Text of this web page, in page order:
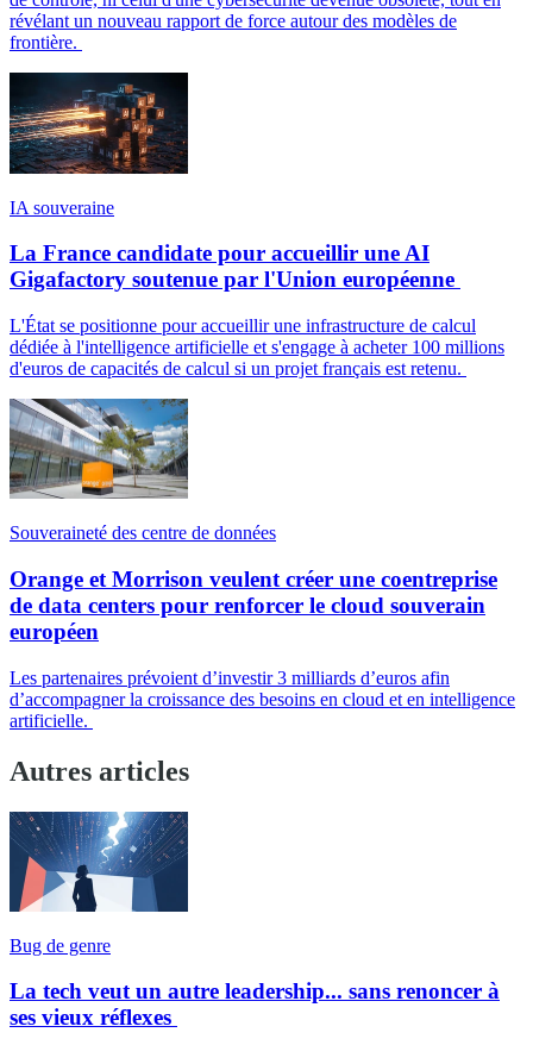
révélant un nouveau rapport de force autour des modèles de
frontière.
IA souveraine
La France candidate pour accueillir une AI
Gigafactory soutenue par l'Union européenne
L'État se positionne pour accueillir une infrastructure de calcul
dédiée à l'intelligence artificielle et s'engage à acheter 100 millions
d'euros de capacités de calcul si un projet français est retenu.
Souveraineté des centre de données
Orange et Morrison veulent créer une coentreprise
de data centers pour renforcer le cloud souverain
européen
Les partenaires prévoient d’investir 3 milliards d’euros afin
d’accompagner la croissance des besoins en cloud et en intelligence
artificielle.
Autres articles
Bug de genre
La tech veut un autre leadership... sans renoncer à
ses vieux réflexes